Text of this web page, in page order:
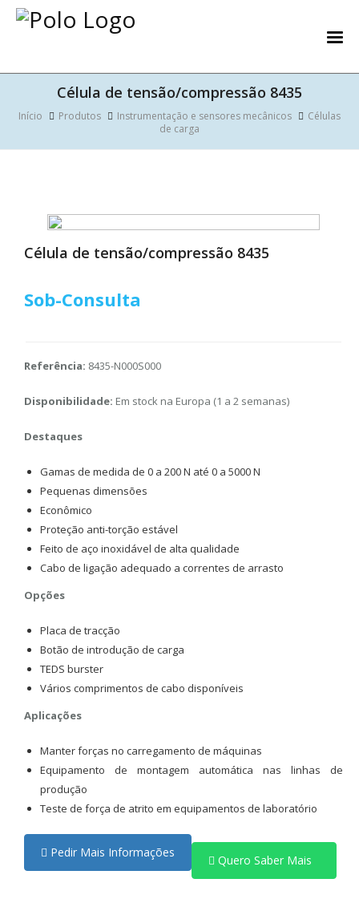
Célula de tensão/compressão 8435
Início Produtos Instrumentação e sensores mecânicos
Células
de carga
Célula de tensão/compressão 8435
Sob-Consulta
Referência: 8435-N000S000
Disponibilidade: Em stock na Europa (1 a 2 semanas)
Destaques
Gamas de medida de 0 a 200 N até 0 a 5000 N
Pequenas dimensões
Econômico
Proteção anti-torção estável
Feito de aço inoxidável de alta qualidade
Cabo de ligação adequado a correntes de arrasto
Opções
Placa de tracção
Botão de introdução de carga
TEDS burster
Vários comprimentos de cabo disponíveis
Aplicações
Manter forças no carregamento de máquinas
Equipamento de montagem automática nas linhas de
produção
Teste de força de atrito em equipamentos de laboratório
Pedir Mais Informações
Quero Saber Mais